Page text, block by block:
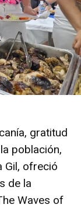
gratitud
población,
Gil, ofreció
de la
Waves of